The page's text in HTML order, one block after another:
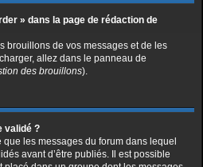
» dans la page de rédaction de
brouillons de vos messages et de les
allez dans le panneau de
des brouillons).
validé ?
que les messages du forum dans lequel
avant d’être publiés. Il est possible